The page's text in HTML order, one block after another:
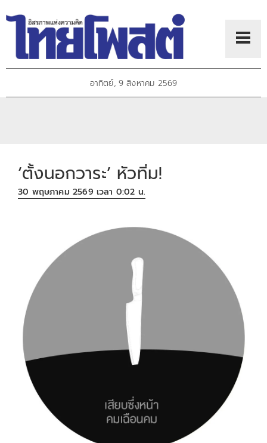
อาทิตย์, 9 สิงหาคม 2569
‘ตั้งนอกวาระ’ หัวทิ่ม!
30 พฤษภาคม 2569 เวลา 0:02 น.